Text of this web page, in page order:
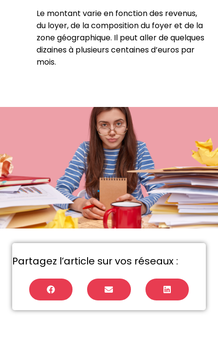
Le montant varie en fonction des revenus,
du loyer, de la composition du foyer et de la
zone géographique. Il peut aller de quelques
dizaines à plusieurs centaines d’euros par
mois.
Partagez l’article sur vos réseaux :